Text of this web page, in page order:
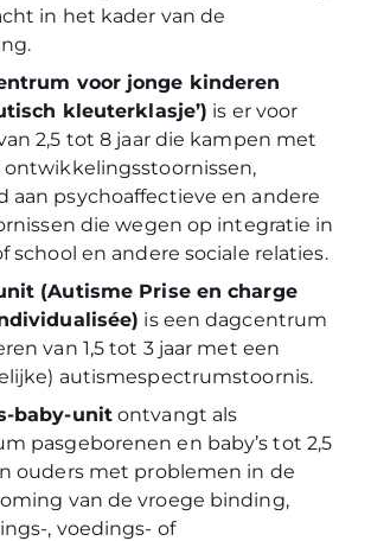
in het kader van de
voor jonge kinderen
kleuterklasje’) is er voor
2,5 tot 8 jaar die kampen met
aan psychoaffectieve en andere
die wegen op integratie in
school en andere sociale relaties.
(Autisme Prise en charge
is een dagcentrum
van 1,5 tot 3 jaar met een
autismespectrumstoornis.
baby-unitontvangt als
pasgeborenen en baby’s tot 2,5
ouders met problemen in de
van de vroege binding,
, voedings- of